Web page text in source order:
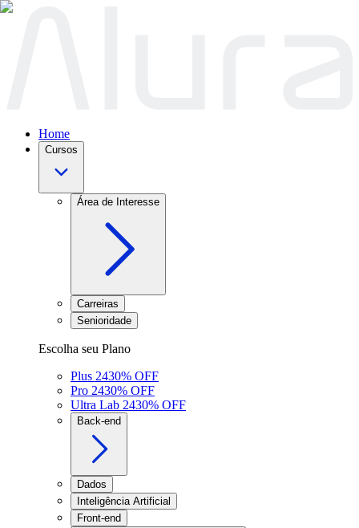
Home
Cursos
Área de Interesse
Carreiras
Senioridade
Escolha seu Plano
Plus 2430% OFF
Pro 2430% OFF
Ultra Lab 2430% OFF
Back-end
Dados
Inteligência Artificial
Front-end